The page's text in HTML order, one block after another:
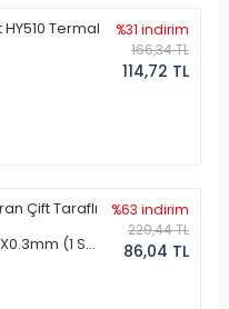
Termal
%31 indirim
166,34 TL
114,72 TL
Çift Taraflı
(1 Set
%63 indirim
229,44 TL
86,04 TL